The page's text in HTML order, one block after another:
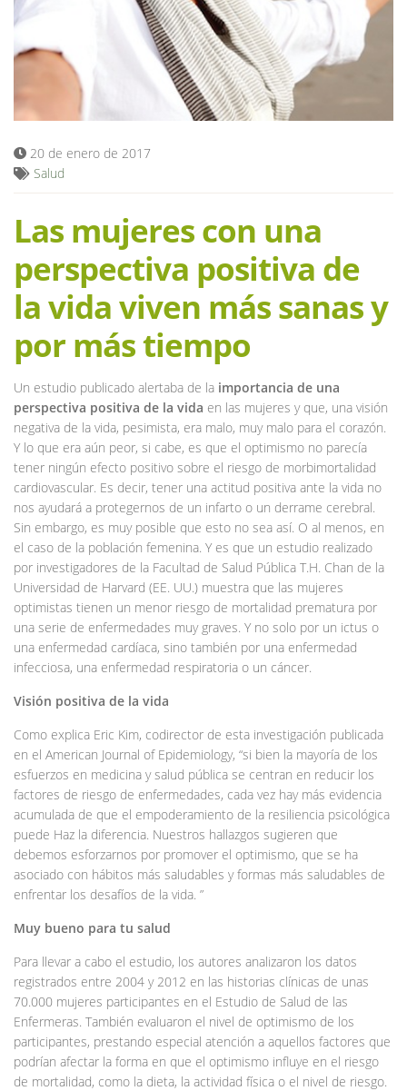
20 de enero de 2017
Salud
Las mujeres con una
perspectiva positiva de
la vida viven más sanas y
por más tiempo
Un estudio publicado alertaba de la importancia de una
perspectiva positiva de la vida en las mujeres y que, una visión
negativa de la vida, pesimista, era malo, muy malo para el corazón.
Y lo que era aún peor, si cabe, es que el optimismo no parecía
tener ningún efecto positivo sobre el riesgo de morbimortalidad
cardiovascular. Es decir, tener una actitud positiva ante la vida no
nos ayudará a protegernos de un infarto o un derrame cerebral.
Sin embargo, es muy posible que esto no sea así. O al menos, en
el caso de la población femenina. Y es que un estudio realizado
por investigadores de la Facultad de Salud Pública T.H. Chan de la
Universidad de Harvard (EE. UU.) muestra que las mujeres
optimistas tienen un menor riesgo de mortalidad prematura por
una serie de enfermedades muy graves. Y no solo por un ictus o
una enfermedad cardíaca, sino también por una enfermedad
infecciosa, una enfermedad respiratoria o un cáncer.
Visión positiva de la vida
Como explica Eric Kim, codirector de esta investigación publicada
en el American Journal of Epidemiology, “si bien la mayoría de los
esfuerzos en medicina y salud pública se centran en reducir los
factores de riesgo de enfermedades, cada vez hay más evidencia
acumulada de que el empoderamiento de la resiliencia psicológica
puede Haz la diferencia. Nuestros hallazgos sugieren que
debemos esforzarnos por promover el optimismo, que se ha
asociado con hábitos más saludables y formas más saludables de
enfrentar los desafíos de la vida. ”
Muy bueno para tu salud
Para llevar a cabo el estudio, los autores analizaron los datos
registrados entre 2004 y 2012 en las historias clínicas de unas
70.000 mujeres participantes en el Estudio de Salud de las
Enfermeras. También evaluaron el nivel de optimismo de los
participantes, prestando especial atención a aquellos factores que
podrían afectar la forma en que el optimismo influye en el riesgo
de mortalidad, como la dieta, la actividad física o el nivel de riesgo.